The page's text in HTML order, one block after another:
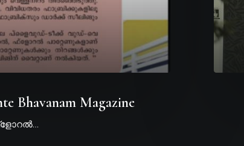
Bhavanam Magazine